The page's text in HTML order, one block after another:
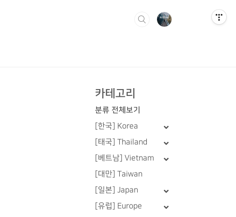
카테고리
분류 전체보기
[한국] Korea
[태국] Thailand
[베트남] Vietnam
[대만] Taiwan
[일본] Japan
[유럽] Europe